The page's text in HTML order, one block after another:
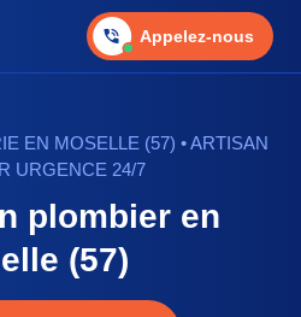
Appelez-nous
EN MOSELLE (57) • ARTISAN
URGENCE 24/7
plombier en
(57)